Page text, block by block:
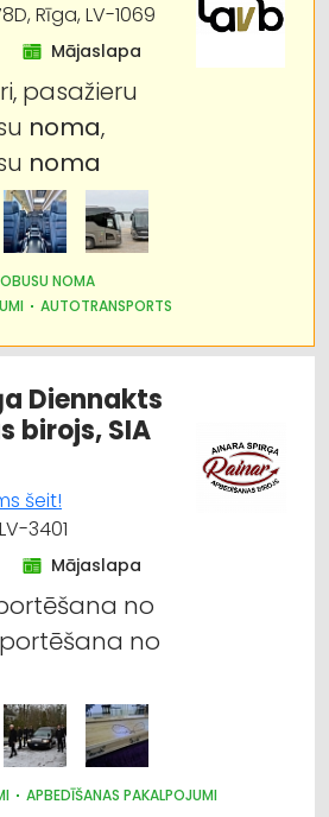
Rīga, LV-1069
Mājaslapa
pasažieru
noma,
noma
NOMA
AUTOTRANSPORTS
Diennakts
birojs, SIA
šeit!
3401
Mājaslapa
no
no
APBEDĪŠANAS PAKALPOJUMI